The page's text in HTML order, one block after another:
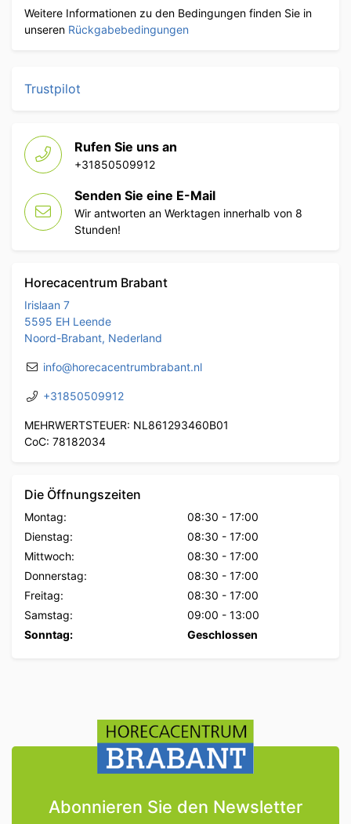
Weitere Informationen zu den Bedingungen finden Sie in
unseren Rückgabebedingungen
Trustpilot
Rufen Sie uns an
+31850509912
Senden Sie eine E-Mail
Wir antworten an Werktagen innerhalb von 8
Stunden!
Horecacentrum Brabant
Irislaan 7
5595 EH Leende
Noord-Brabant, Nederland
info@horecacentrumbrabant.nl
+31850509912
MEHRWERTSTEUER: NL861293460B01
CoC: 78182034
Die Öffnungszeiten
Montag: 08:30 - 17:00
Dienstag:
08:30 - 17:00
Mittwoch:
08:30 - 17:00
Donnerstag:
08:30 - 17:00
Freitag:
08:30 - 17:00
Samstag:
09:00 - 13:00
Sonntag:
Geschlossen
Abonnieren Sie den Newsletter